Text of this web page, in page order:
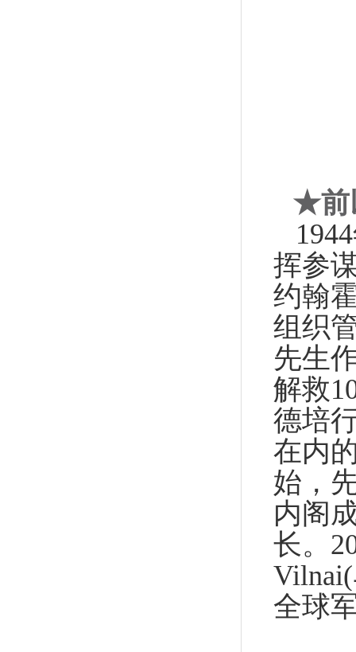
★前
挥参
约翰
组织
先生
解救
德培
在内
始，
内阁
长。
全球